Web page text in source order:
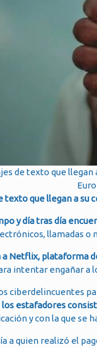
de texto que
texto que llegan a su
y día tras día
llamadas o
a Netflix, plataforma
intentar engañar a
ciberdelincuentes
los estafadores
y con la que se
a quien realizó el